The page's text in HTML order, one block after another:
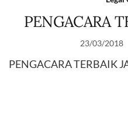
PENGACARA
23/03/2018
PENGACARA TERBAIK